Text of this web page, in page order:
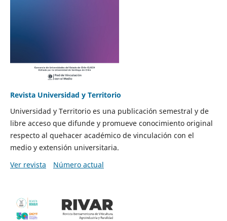
Revista Universidad y Territorio
Universidad y Territorio es una publicación semestral y de
libre acceso que difunde y promueve conocimiento original
respecto al quehacer académico de vinculación con el
medio y extensión universitaria.
Ver revista
Número actual